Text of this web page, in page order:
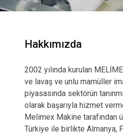
Hakkımızda
2002 yılında kurulan
ve lavaş ve unlu mamüller
piyasasında sektörün
olarak başarıyla hizmet
Melimex Makine tarafından
Türkiye ile birlikte Almanya,